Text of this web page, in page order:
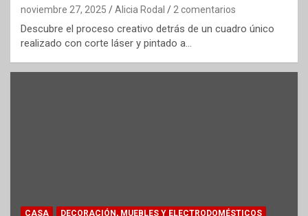
noviembre 27, 2025 Alicia Rodal 2 comentarios
Descubre el proceso creativo detrás de un cuadro único
realizado con corte láser y pintado a…
CASA
DECORACIÓN, MUEBLES Y ELECTRODOMÉSTICOS